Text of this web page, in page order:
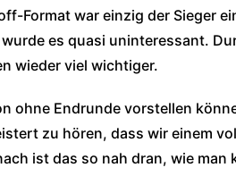
Format war einzig der Sieger
es quasi uninteressant.
wieder viel wichtiger.
ohne Endrunde vorstellen
zu hören, dass wir einem
ist das so nah dran, wie man